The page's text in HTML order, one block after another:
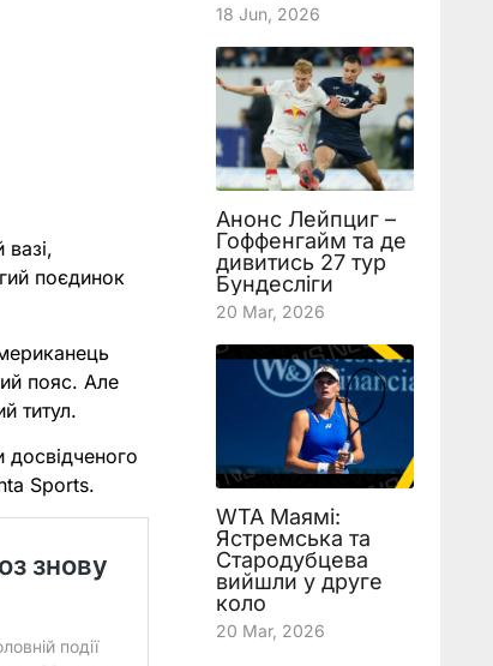
поєдинок
пояс. Але
титул.
досвідченого
Sports.
18 Jun, 2026
Анонс Лейпциг –
Гоффенгайм та де
дивитись 27 тур
Бундесліги
20 Mar, 2026
WTA Маямі:
Ястремська та
Стародубцева
вийшли у друге
коло
20 Mar, 2026